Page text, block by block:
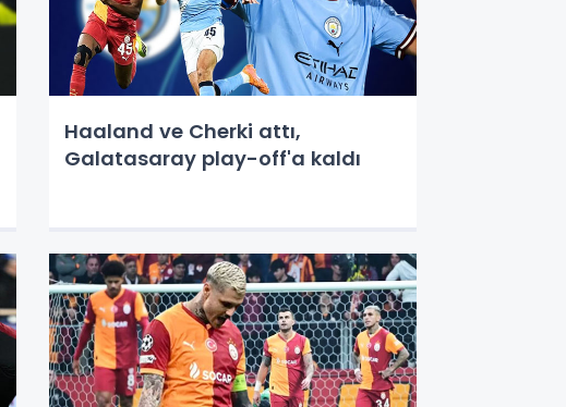
Haaland ve Cherki attı,
Galatasaray play-off'a kaldı